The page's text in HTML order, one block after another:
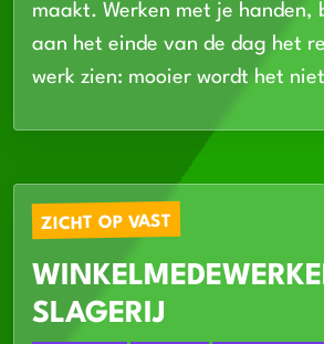
maakt. Werken met je handen,
aan het einde van de dag het
werk zien: mooier wordt het
ZICHT OP VAST
SLAGERIJ